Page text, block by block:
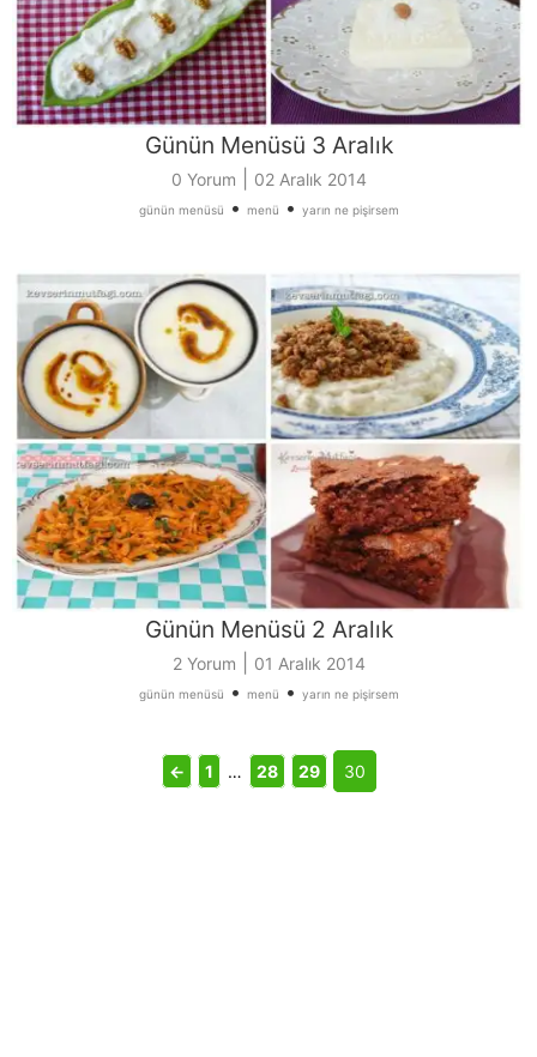
Günün Menüsü 3 Aralık
0 Yorum 02 Aralık 2014
günün menüsü • menü • yarın ne pişirsem
Günün Menüsü 2 Aralık
2 Yorum 01 Aralık 2014
günün menüsü • menü • yarın ne pişirsem
← 1 … 28 29 30